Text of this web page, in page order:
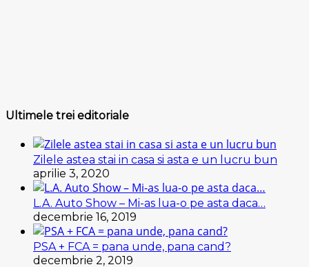
Ultimele trei editoriale
Zilele astea stai in casa si asta e un lucru bun
aprilie 3, 2020
L.A. Auto Show – Mi-as lua-o pe asta daca…
decembrie 16, 2019
PSA + FCA = pana unde, pana cand?
decembrie 2, 2019